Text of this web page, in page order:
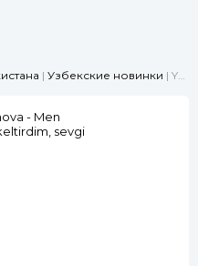
| Узбекские новинки | Yulduz Usmonova - Men senga osmonni keltirdim, sevgi